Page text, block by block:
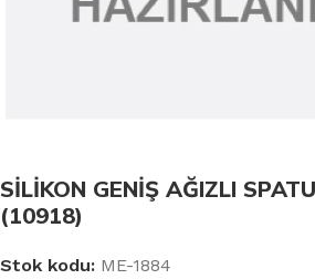
SİLİKON GENİŞ AĞIZLI
(10918)
Stok kodu: ME-1884